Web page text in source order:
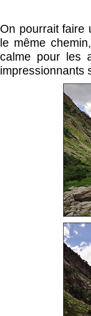
On pourrait faire
le même
calme pour les
impressionnants